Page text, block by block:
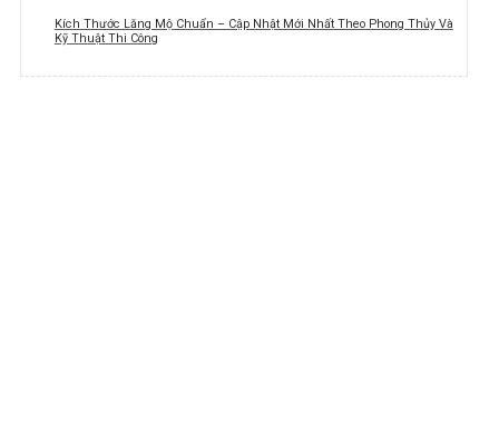
Kích Thước Lăng Mộ Chuẩn – Cập Nhật Mới Nhất Theo Phong Thủy Và
Kỹ Thuật Thi Công